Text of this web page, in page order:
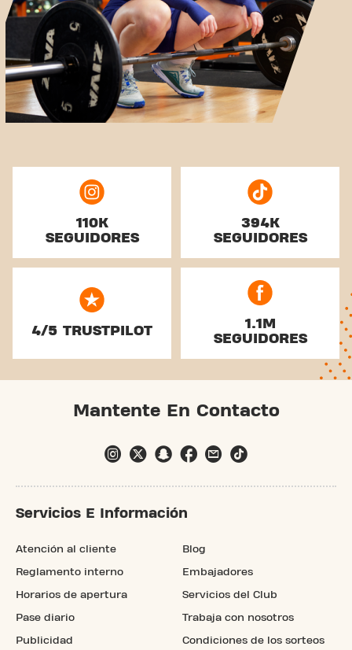
110K
SEGUIDORES
394K
SEGUIDORES
4/5 TRUSTPILOT
1.1M
SEGUIDORES
Mantente En Contacto
Servicios E Información
Atención al cliente
Reglamento interno
Horarios de apertura
Pase diario
Publicidad
Blog
Embajadores
Servicios del Club
Trabaja con nosotros
Condiciones de los sorteos